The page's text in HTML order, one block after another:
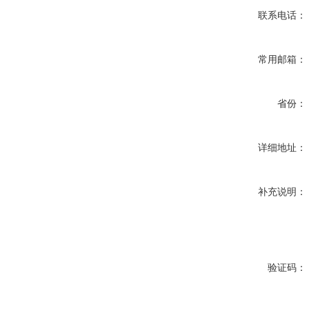
联系电话：
常用邮箱：
省份：
详细地址：
补充说明：
验证码：